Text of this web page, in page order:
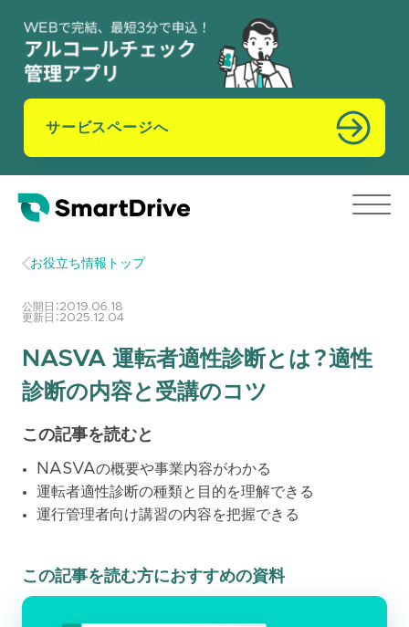
サービスページへ
お役立ち情報トップ
公開日：2019.06.18
更新日：2025.12.04
NASVA 運転者適性診断とは？適性
診断の内容と受講のコツ
この記事を読むと
NASVAの概要や事業内容がわかる
運転者適性診断の種類と目的を理解できる
運行管理者向け講習の内容を把握できる
この記事を読む方におすすめの資料